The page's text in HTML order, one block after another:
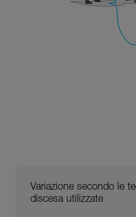
Variazione secondo le
discesa utilizzate